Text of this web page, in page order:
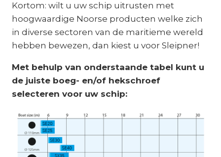
Kortom: wilt u uw schip uitrusten met
hoogwaardige Noorse producten welke zich
in diverse sectoren van de maritieme wereld
hebben bewezen, dan kiest u voor Sleipner!
Met behulp van onderstaande tabel kunt u
de juiste boeg- en/of hekschroef
selecteren voor uw schip: